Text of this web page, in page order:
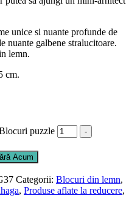
unice si nuante profunde de
nuante galbene stralucitoare.
lemn.
cm.
puzzle
-
Acum
Categorii: Blocuri din lemn,
, Produse aflate la reducere,